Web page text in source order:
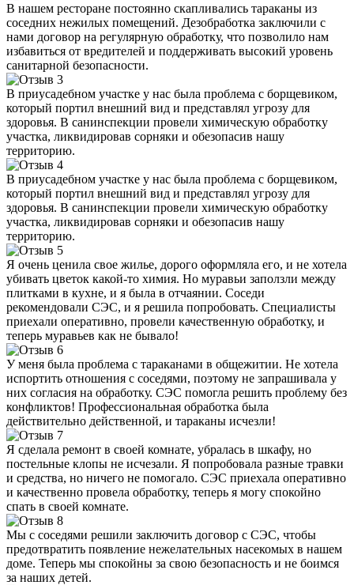
В нашем ресторане постоянно скапливались тараканы из
соседних нежилых помещений. Дезобработка заключили с
нами договор на регулярную обработку, что позволило нам
избавиться от вредителей и поддерживать высокий уровень
санитарной безопасности.
В приусадебном участке у нас была проблема с борщевиком,
который портил внешний вид и представлял угрозу для
здоровья. В санинспекции провели химическую обработку
участка, ликвидировав сорняки и обезопасив нашу
территорию.
В приусадебном участке у нас была проблема с борщевиком,
который портил внешний вид и представлял угрозу для
здоровья. В санинспекции провели химическую обработку
участка, ликвидировав сорняки и обезопасив нашу
территорию.
Я очень ценила свое жилье, дорого оформляла его, и не хотела
убивать цветок какой-то химия. Но муравьи заползли между
плитками в кухне, и я была в отчаянии. Соседи
рекомендовали СЭС, и я решила попробовать. Специалисты
приехали оперативно, провели качественную обработку, и
теперь муравьев как не бывало!
У меня была проблема с тараканами в общежитии. Не хотела
испортить отношения с соседями, поэтому не запрашивала у
них согласия на обработку. СЭС помогла решить проблему без
конфликтов! Профессиональная обработка была
действительно действенной, и тараканы исчезли!
Я сделала ремонт в своей комнате, убралась в шкафу, но
постельные клопы не исчезали. Я попробовала разные травки
и средства, но ничего не помогало. СЭС приехала оперативно
и качественно провела обработку, теперь я могу спокойно
спать в своей комнате.
Мы с соседями решили заключить договор с СЭС, чтобы
предотвратить появление нежелательных насекомых в нашем
доме. Теперь мы спокойны за свою безопасность и не боимся
за наших детей.